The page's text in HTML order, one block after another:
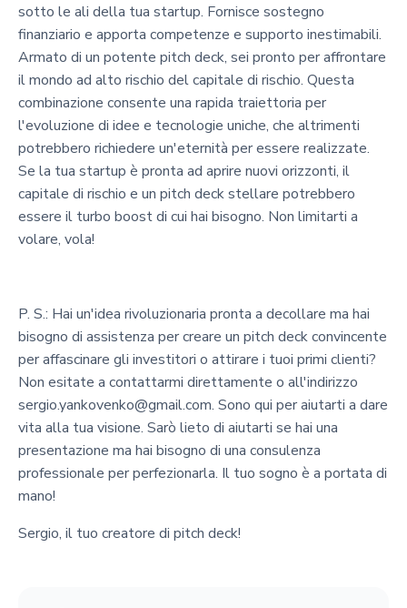
sotto le ali della tua startup. Fornisce sostegno
finanziario e apporta competenze e supporto inestimabili.
Armato di un potente pitch deck, sei pronto per affrontare
il mondo ad alto rischio del capitale di rischio. Questa
combinazione consente una rapida traiettoria per
l'evoluzione di idee e tecnologie uniche, che altrimenti
potrebbero richiedere un'eternità per essere realizzate.
Se la tua startup è pronta ad aprire nuovi orizzonti, il
capitale di rischio e un pitch deck stellare potrebbero
essere il turbo boost di cui hai bisogno. Non limitarti a
volare, vola!
P. S.: Hai un'idea rivoluzionaria pronta a decollare ma hai
bisogno di assistenza per creare un pitch deck convincente
per affascinare gli investitori o attirare i tuoi primi clienti?
Non esitate a contattarmi direttamente o all'indirizzo
sergio.yankovenko@gmail.com. Sono qui per aiutarti a dare
vita alla tua visione. Sarò lieto di aiutarti se hai una
presentazione ma hai bisogno di una consulenza
professionale per perfezionarla. Il tuo sogno è a portata di
mano!
Sergio, il tuo creatore di pitch deck!